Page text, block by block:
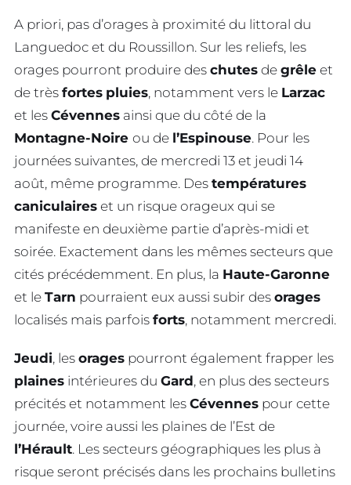
A priori, pas d’orages à proximité du littoral du
Languedoc et du Roussillon. Sur les reliefs, les
orages pourront produire des chutes de grêle et
de très fortes pluies, notamment vers le Larzac
et les Cévennes ainsi que du côté de la
Montagne-Noire ou de l’Espinouse. Pour les
journées suivantes, de mercredi 13 et jeudi 14
août, même programme. Des températures
caniculaires et un risque orageux qui se
manifeste en deuxième partie d’après-midi et
soirée. Exactement dans les mêmes secteurs que
cités précédemment. En plus, la Haute-Garonne
et le Tarn pourraient eux aussi subir des orages
localisés mais parfois forts, notamment mercredi.
Jeudi, les orages pourront également frapper les
plaines intérieures du Gard, en plus des secteurs
précités et notamment les Cévennes pour cette
journée, voire aussi les plaines de l’Est de
l’Hérault. Les secteurs géographiques les plus à
risque seront précisés dans les prochains bulletins